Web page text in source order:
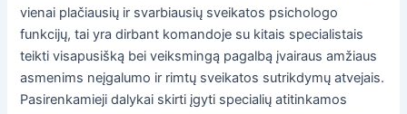
vienai plačiausių ir svarbiausių sveikatos psichologo
funkcijų, tai yra dirbant komandoje su kitais specialistais
teikti visapusišką bei veiksmingą pagalbą įvairaus amžiaus
asmenims neįgalumo ir rimtų sveikatos sutrikdymų atvejais.
Pasirenkamieji dalykai skirti įgyti specialių atitinkamos